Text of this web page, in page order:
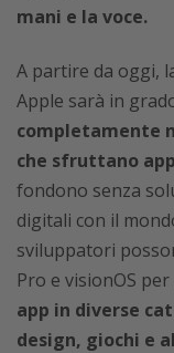
mani e la voce.
A partire da oggi,
Apple sarà in
completamente
che sfruttano
fondono senza
digitali con il
sviluppatori
Pro e visionOS
app in diverse
design, giochi e